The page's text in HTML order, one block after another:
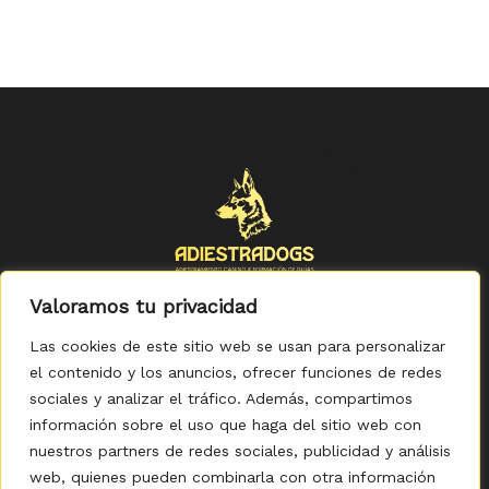
Valoramos tu privacidad
Las cookies de este sitio web se usan para personalizar
el contenido y los anuncios, ofrecer funciones de redes
sociales y analizar el tráfico. Además, compartimos
información sobre el uso que haga del sitio web con
nuestros partners de redes sociales, publicidad y análisis
web, quienes pueden combinarla con otra información
Política de Privacidad -Política de Cookies-Aviso legal
Accesibilidad- Condiciones Generales de Compra